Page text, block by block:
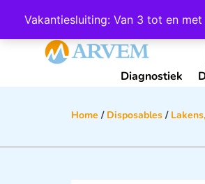
Vakantiesluiting: Van 3 tot en
Wij scoren een
Diagnostiek
Home / Disposables /